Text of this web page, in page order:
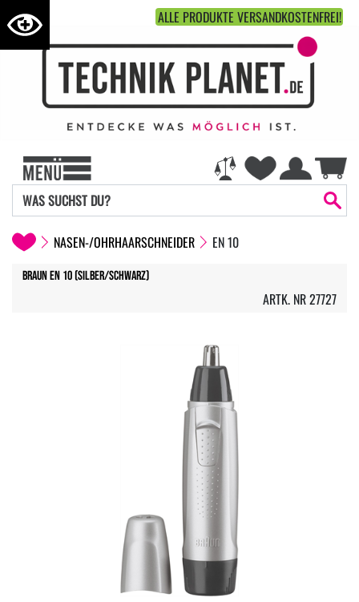
ALLE PRODUKTE VERSANDKOSTENFREI!
NASEN-/OHRHAARSCHNEIDER EN 10
Braun EN 10 (silber/schwarz)
ARTK. NR 27727